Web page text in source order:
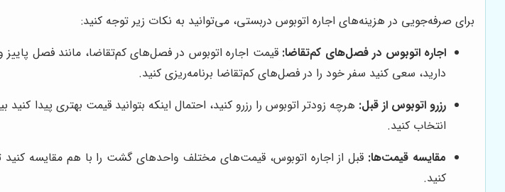
برای صرفه‌جویی در هزینه‌های اجاره اتوبوس دربستی، می‌توانید به نکات زیر توجه کنید:
اجاره اتوبوس در فصل‌های کم‌تقاضا: قیمت اجاره اتوبوس در فصل‌های کم‌تقاضا، مانند فصل پاییز
دارید، سعی کنید سفر خود را در فصل‌های کم‌تقاضا برنامه‌ریزی کنید.
رزرو اتوبوس از قبل: هرچه زودتر اتوبوس را رزرو کنید، احتمال اینکه بتوانید قیمت بهتری پیدا
انتخاب کنید.
مقایسه قیمت‌ها: قبل از اجاره اتوبوس، قیمت‌های مختلف واحدهای گشت را با هم مقایسه کنید
کنید.